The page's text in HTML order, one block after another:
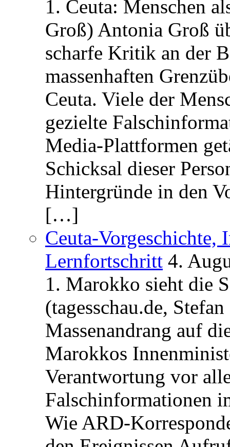
1. Ceuta: Menschen
Groß) Antonia Groß
scharfe Kritik an der
massenhaften
Ceuta. Viele der
gezielte
Media-Plattformen
Schicksal dieser
Hintergründe in den
[…]
Ceuta-Vorgeschichte,
Lernfortschritt 4.
1. Marokko sieht die
(tagesschau.de,
Massenandrang auf
Marokkos
Verantwortung vor
Falschinformationen
Wie ARD-